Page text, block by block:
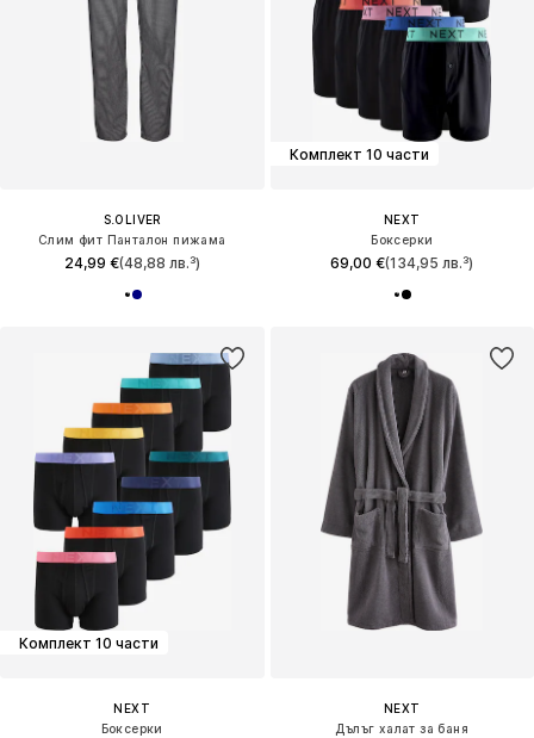
S.OLIVER
Слим фит Панталон пижама
24,99 €(48,88 лв.³)
Комплект 10 части
NEXT
Боксерки
69,00 €(134,95 лв.³)
Комплект 10 части
NEXT
Боксерки
NEXT
Дълъг халат за баня